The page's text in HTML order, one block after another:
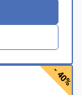
- 40%